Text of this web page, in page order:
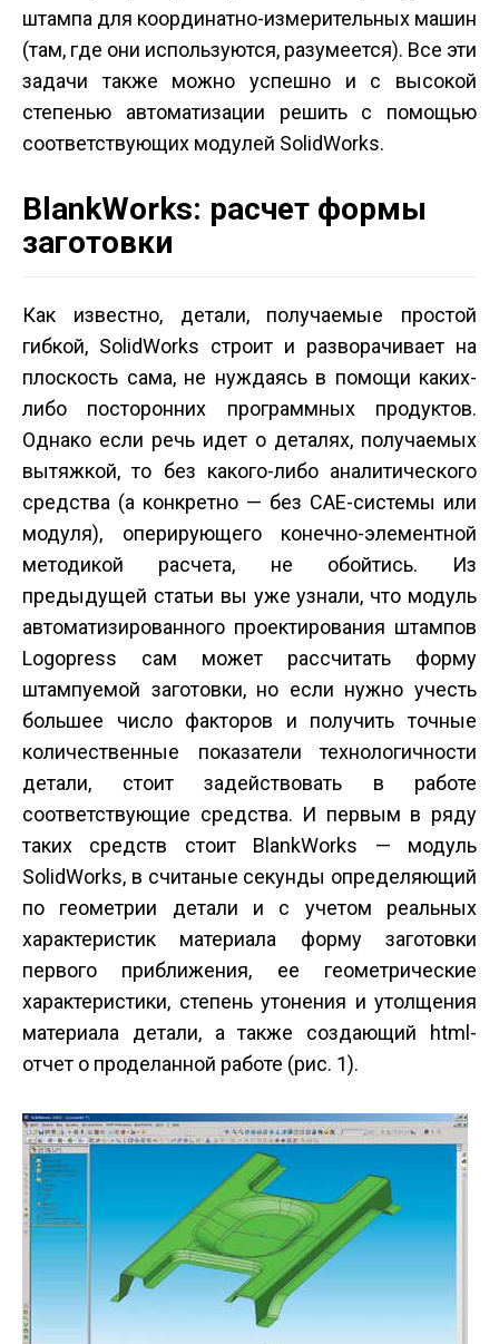
штампа для координатно-измерительных машин
(там, где они используются, разумеется). Все эти
задачи также можно успешно и с высокой
степенью автоматизации решить с помощью
соответствующих модулей SolidWorks.
BlankWorks: расчет формы
заготовки
Как известно, детали, получаемые простой
гибкой, SolidWorks строит и разворачивает на
плоскость сама, не нуждаясь в помощи каких-
либо посторонних программных продуктов.
Однако если речь идет о деталях, получаемых
вытяжкой, то без какого-либо аналитического
средства (а конкретно — без CAE-системы или
модуля), оперирующего конечно-элементной
методикой расчета, не обойтись. Из
предыдущей статьи вы уже узнали, что модуль
автоматизированного проектирования штампов
Logopress сам может рассчитать форму
штампуемой заготовки, но если нужно учесть
большее число факторов и получить точные
количественные показатели технологичности
детали, стоит задействовать в работе
соответствующие средства. И первым в ряду
таких средств стоит BlankWorks — модуль
SolidWorks, в считаные секунды определяющий
по геометрии детали и с учетом реальных
характеристик материала форму заготовки
первого приближения, ее геометрические
характеристики, степень утонения и утолщения
материала детали, а также создающий html-
отчет о проделанной работе (рис. 1).